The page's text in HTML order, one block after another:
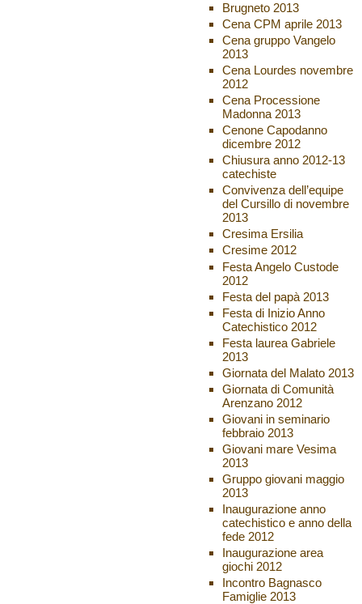
Brugneto 2013
Cena CPM aprile 2013
Cena gruppo Vangelo
2013
Cena Lourdes novembre
2012
Cena Processione
Madonna 2013
Cenone Capodanno
dicembre 2012
Chiusura anno 2012-13
catechiste
Convivenza dell’equipe
del Cursillo di novembre
2013
Cresima Ersilia
Cresime 2012
Festa Angelo Custode
2012
Festa del papà 2013
Festa di Inizio Anno
Catechistico 2012
Festa laurea Gabriele
2013
Giornata del Malato 2013
Giornata di Comunità
Arenzano 2012
Giovani in seminario
febbraio 2013
Giovani mare Vesima
2013
Gruppo giovani maggio
2013
Inaugurazione anno
catechistico e anno della
fede 2012
Inaugurazione area
giochi 2012
Incontro Bagnasco
Famiglie 2013